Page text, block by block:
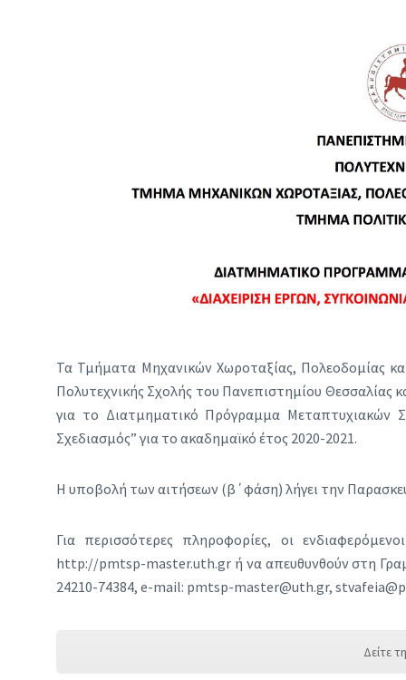
Τα Τμήματα Μηχανικών Χωροταξίας, Πολεοδομίας
Πολυτεχνικής Σχολής του Πανεπιστημίου
για το Διατμηματικό Πρόγραμμα Μεταπτυχιακών
Σχεδιασμός” για το ακαδημαϊκό έτος 2020-2021.
Η υποβολή των αιτήσεων (β΄φάση) λήγει την
Για περισσότερες πληροφορίες, οι
http://pmtsp-master.uth.gr ή να απευθυνθούν στη
24210-74384, e-mail: pmtsp-master@uth.gr,
Δείτε